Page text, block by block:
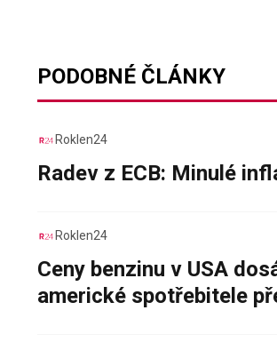
PODOBNÉ ČLÁNKY
Roklen24
Radev z ECB: Minulé
Roklen24
Ceny benzinu v USA
americké spotřebitele